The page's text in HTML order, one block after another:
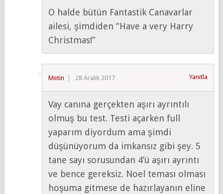
O halde bütün Fantastik Canavarlar
ailesi, şimdiden “Have a very Harry
Christmas!”
Metin 28 Aralık 2017 Yanıtla
Vay canına gerçekten aşırı ayrıntılı
olmuş bu test. Testi açarken full
yaparım diyordum ama şimdi
düşünüyorum da imkansız gibi şey. 5
tane sayı sorusundan 4’ü aşırı ayrıntı
ve bence gereksiz. Noel teması olması
hoşuma gitmese de hazırlayanın eline